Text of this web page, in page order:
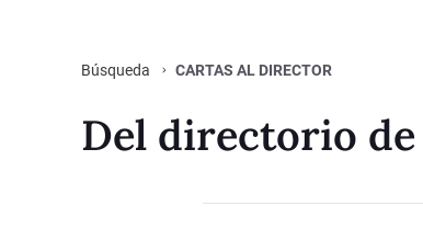
Búsqueda CARTAS AL DIRECTOR
Del directorio de